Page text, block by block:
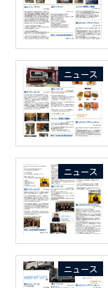
ニュース
ニュース
ニュース